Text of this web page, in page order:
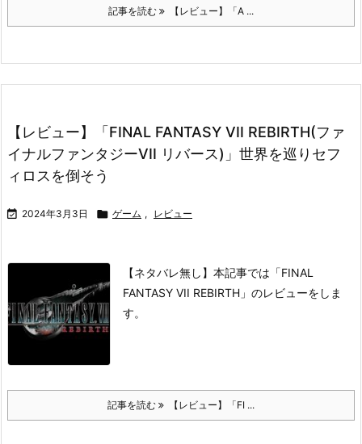
記事を読む 【レビュー】「A ...
【レビュー】「FINAL FANTASY VII REBIRTH(ファ
イナルファンタジーVII リバース)」世界を巡りセフ
ィロスを倒そう
 2024年3月3日  ゲーム , レビュー
【ネタバレ無し】本記事では「FINAL
FANTASY VII REBIRTH」のレビューをしま
す。
記事を読む 【レビュー】「FI ...